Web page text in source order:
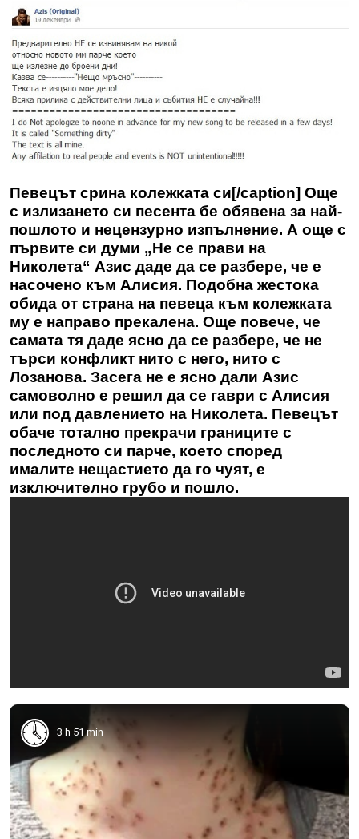
Певецът срина колежката си[/caption] Още
с излизането си песента бе обявена за най-
пошлото и нецензурно изпълнение. А още с
първите си думи „Не се прави на
Николета“ Азис даде да се разбере, че е
насочено към Алисия. Подобна жестока
обида от страна на певеца към колежката
му е направо прекалена. Още повече, че
самата тя даде ясно да се разбере, че не
търси конфликт нито с него, нито с
Лозанова. Засега не е ясно дали Азис
самоволно е решил да се гаври с Алисия
или под давлението на Николета. Певецът
обаче тотално прекрачи границите с
последното си парче, което според
ималите нещастието да го чуят, е
изключително грубо и пошло.
3 h 51 min